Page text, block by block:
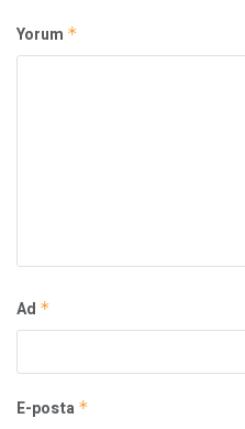
Yorum *
Ad *
E-posta *